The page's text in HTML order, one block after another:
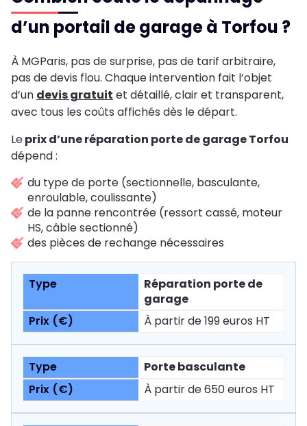
d’un portail de garage à Torfou ?
À MGParis, pas de surprise, pas de tarif arbitraire,
pas de devis flou. Chaque intervention fait l’objet
d’un devis gratuit et détaillé, clair et transparent,
avec tous les coûts affichés dès le départ.
Leprix d’une réparation porte de garage Torfou
dépend :
du type de porte (sectionnelle, basculante,
enroulable, coulissante)
de la panne rencontrée (ressort cassé, moteur
HS, câble sectionné)
des pièces de rechange nécessaires
Réparation porte de
garage
À partir de 199 euros HT
Porte basculante
À partir de 650 euros HT